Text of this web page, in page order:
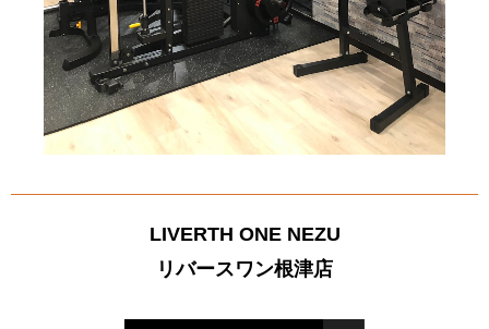
LIVERTH ONE NEZU
リバースワン根津店